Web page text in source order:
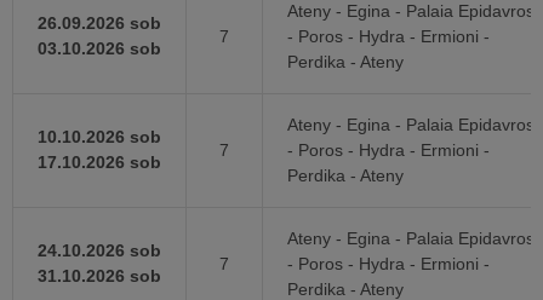
26.09.2026 sob
03.10.2026 sob
7
Ateny - Egina - Palaia Epidavros
- Poros - Hydra - Ermioni -
Perdika - Ateny
10.10.2026 sob
17.10.2026 sob
7
Ateny - Egina - Palaia Epidavros
- Poros - Hydra - Ermioni -
Perdika - Ateny
24.10.2026 sob
31.10.2026 sob
7
Ateny - Egina - Palaia Epidavros
- Poros - Hydra - Ermioni -
Perdika - Ateny